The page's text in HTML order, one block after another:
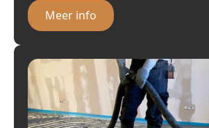
Meer info